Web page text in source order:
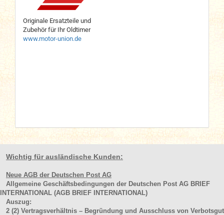
Originale Ersatzteile und
Zubehör für Ihr Oldtimer
www.motor-union.de
Wichtig für ausländische Kunden:
Neue AGB der Deutschen Post AG
Allgemeine Geschäftsbedingungen der Deutschen Post AG BRIEF
INTERNATIONAL (AGB BRIEF INTERNATIONAL)
Auszug:
2 (2) Vertragsverhältnis – Begründung und Ausschluss von Verbotsgut